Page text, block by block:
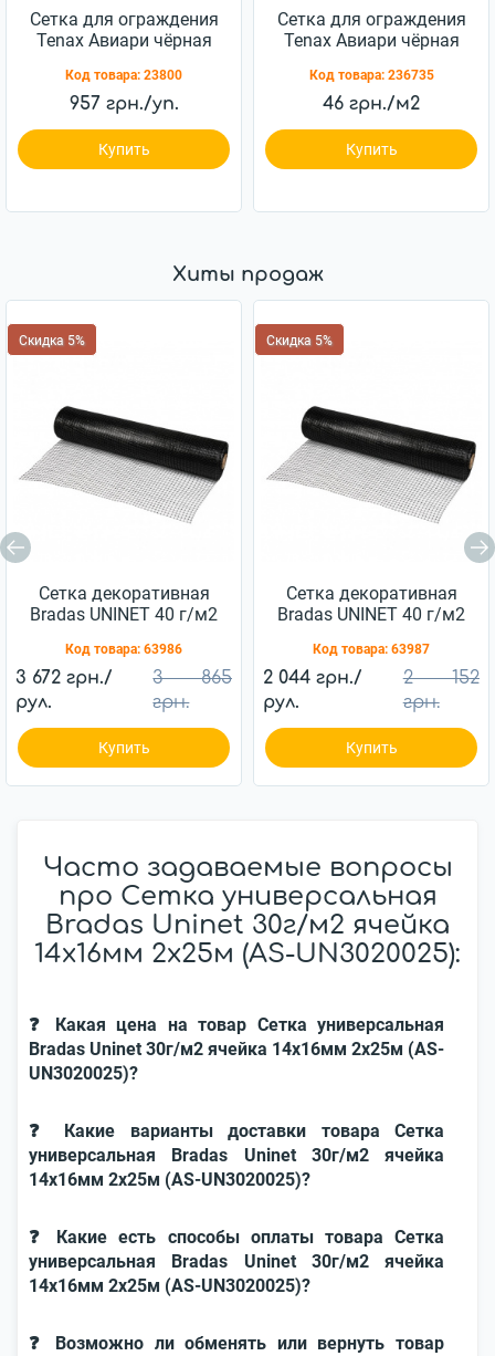
Сетка для ограждения
Tenax Авиари чёрная
Код товара: 23800
957 грн./уп.
Купить
Сетка для ограждения
Tenax Авиари чёрная
Код товара: 236735
46 грн./м2
Купить
Хиты продаж
Скидка 5%
Сетка декоративная
Bradas UNINET 40 г/м2
Код товара: 63986
3 672 грн./
рул.
3 865
грн.
Купить
Скидка 5%
Сетка декоративная
Bradas UNINET 40 г/м2
Код товара: 63987
2 044 грн./
рул.
2 152
грн.
Купить
Часто задаваемые вопросы
про Сетка универсальная
Bradas Uninet 30г/м2 ячейка
14х16мм 2х25м (AS-UN3020025):
❓ Какая цена на товар Сетка универсальная
Bradas Uninet 30г/м2 ячейка 14х16мм 2х25м (AS-
UN3020025)?
❓ Какие варианты доставки товара Сетка
универсальная Bradas Uninet 30г/м2 ячейка
14х16мм 2х25м (AS-UN3020025)?
❓ Какие есть способы оплаты товара Сетка
универсальная Bradas Uninet 30г/м2 ячейка
14х16мм 2х25м (AS-UN3020025)?
❓ Возможно ли обменять или вернуть товар